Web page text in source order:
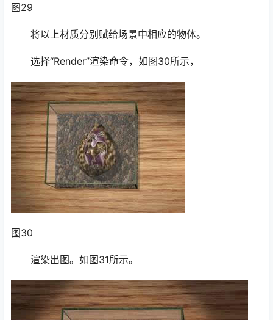
图29
将以上材质分别赋给场景中相应的物体。
选择“Render”渲染命令，如图30所示，
图30
渲染出图。如图31所示。